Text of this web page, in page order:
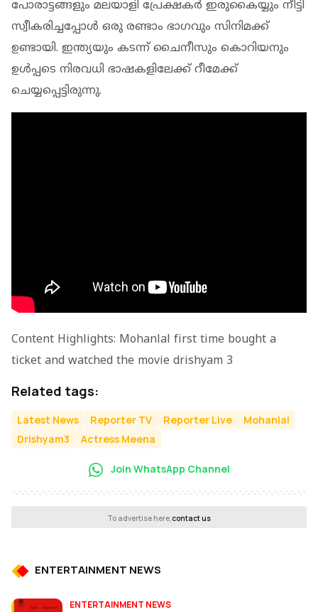
പോരാട്ടങ്ങളും മലയാളി പ്രേക്ഷകര്‍ ഇരുകൈയ്യും നീട്ടി
സ്വീകരിച്ചപ്പോള്‍ ഒരു രണ്ടാം ഭാഗവും സിനിമക്ക്
ഉണ്ടായി. ഇന്ത്യയും കടന്ന് ചൈനീസും കൊറിയനും
ഉള്‍പ്പടെ നിരവധി ഭാഷകളിലേക്ക് റീമേക്ക്
ചെയ്യപ്പെട്ടിരുന്നു.
Content Highlights: Mohanlal first time bought a
ticket and watched the movie drishyam 3
Related tags:
Latest News Reporter TV Reporter Live
Mohanlal
Drishyam3
Actress Meena
Join WhatsApp Channel
To advertise here,contact us
ENTERTAINMENT NEWS
ENTERTAINMENT NEWS